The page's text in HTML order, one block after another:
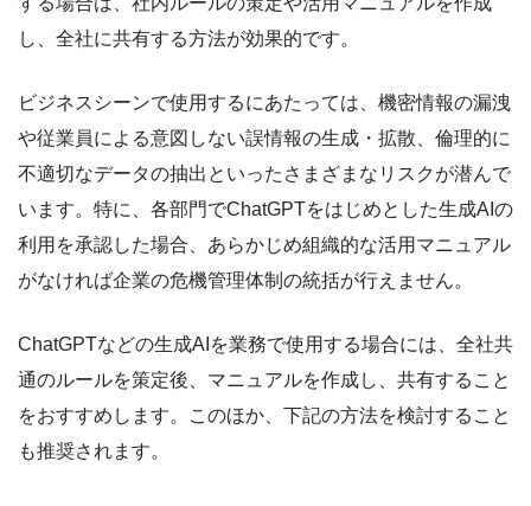
し、全社に共有する方法が効果的です。
ビジネスシーンで使用するにあたっては、機密情報の漏洩
や従業員による意図しない誤情報の生成・拡散、倫理的に
不適切なデータの抽出といったさまざまなリスクが潜んで
います。 特に、各部門でChatGPTをはじめとした生成AIの
利用を承認した場合、あらかじめ組織的な活用マニュアル
がなければ企業の危機管理体制の統括が行えません。
ChatGPTなどの生成AIを業務で使用する場合には、全社共
通のルールを策定後、マニュアルを作成し、共有すること
をおすすめします。このほか、下記の方法を検討すること
も推奨されます。